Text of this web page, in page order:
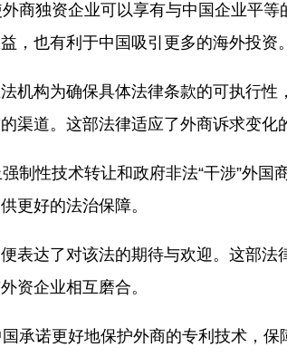
独资企业可以享有与中国企业平等
，也有利于中国吸引更多的海外投资。
构为确保具体法律条款的可执行性
渠道。这部法律适应了外商诉求变化
性技术转让和政府非法“干涉”外国
更好的法治保障。
达了对该法的期待与欢迎。这部法
资企业相互磨合。
诺更好地保护外商的专利技术，保